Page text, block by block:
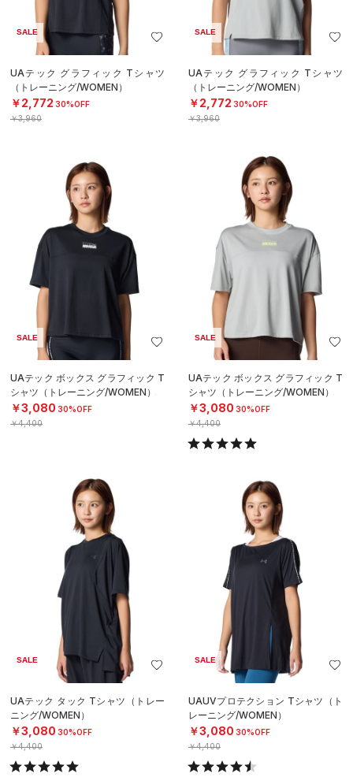
SALE
UAテック グラフィック Tシャツ
（トレーニング/WOMEN）
￥2,772 30%OFF
￥3,960
SALE
UAテック グラフィック Tシャツ
（トレーニング/WOMEN）
￥2,772 30%OFF
￥3,960
SALE
UAテック ボックス グラフィック T
シャツ（トレーニング/WOMEN）
￥3,080 30%OFF
￥4,400
SALE
UAテック ボックス グラフィック T
シャツ（トレーニング/WOMEN）
￥3,080 30%OFF
￥4,400
SALE
UAテック タック Tシャツ（トレー
ニング/WOMEN）
￥3,080 30%OFF
￥4,400
SALE
UAUVプロテクション Tシャツ（ト
レーニング/WOMEN）
￥3,080 30%OFF
￥4,400